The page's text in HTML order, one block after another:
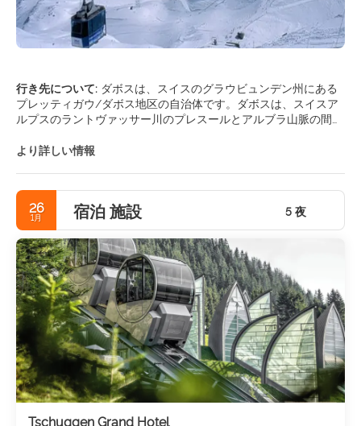
行き先について: ダボスは、スイスのグラウビュンデン州にある
プレッティガウ/ダボス地区の自治体です。ダボスは、スイスア
ルプスのラントヴァッサー川のプレスールとアルブラ山脈の間に
ポーツ博物館•Zügenschlucht•Sertigtal。 •ヴァイヨンアリーナ
より詳しい情報
26
1月 宿泊 施設 5 夜
Tschuggen Grand Hotel